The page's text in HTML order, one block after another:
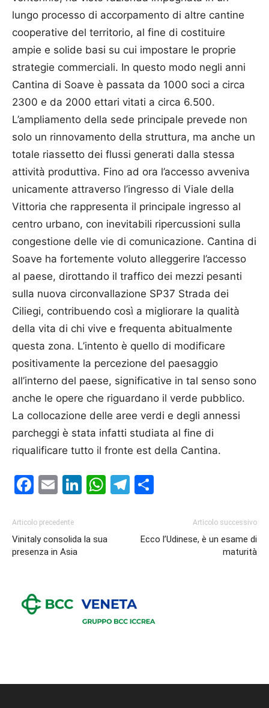
lungo processo di accorpamento di altre cantine
cooperative del territorio, al fine di costituire
ampie e solide basi su cui impostare le proprie
strategie commerciali. In questo modo negli anni
Cantina di Soave è passata da 1000 soci a circa
2300 e da 2000 ettari vitati a circa 6.500.
L’ampliamento della sede principale prevede non
solo un rinnovamento della struttura, ma anche un
totale riassetto dei flussi generati dalla stessa
attività produttiva. Fino ad ora l’accesso avveniva
unicamente attraverso l’ingresso di Viale della
Vittoria che rappresenta il principale ingresso al
centro urbano, con inevitabili ripercussioni sulla
congestione delle vie di comunicazione. Cantina di
Soave ha fortemente voluto alleggerire l’accesso
al paese, dirottando il traffico dei mezzi pesanti
sulla nuova circonvallazione SP37 Strada dei
Ciliegi, contribuendo così a migliorare la qualità
della vita di chi vive e frequenta abitualmente
questa zona. L’intento è quello di modificare
positivamente la percezione del paesaggio
all’interno del paese, significative in tal senso sono
anche le opere che riguardano il verde pubblico.
La collocazione delle aree verdi e degli annessi
parcheggi è stata infatti studiata al fine di
riqualificare tutto il fronte est della Cantina.
Facebook
EmailLinkedIn
WhatsApp
Telegram
Articolo precedente
Vinitaly consolida la sua
presenza in Asia
Articolo successivo
Ecco l’Udinese, è un esame di
maturità